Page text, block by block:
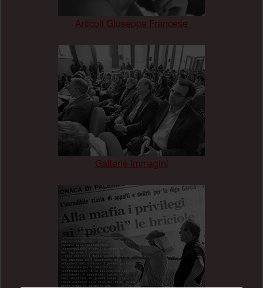
Articoli Giuseppe Francese
Gallerie Immagini